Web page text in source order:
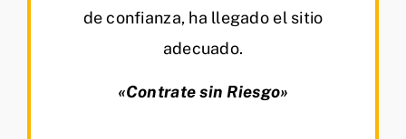
de confianza, ha llegado el sitio
adecuado.
«Contrate sin Riesgo»